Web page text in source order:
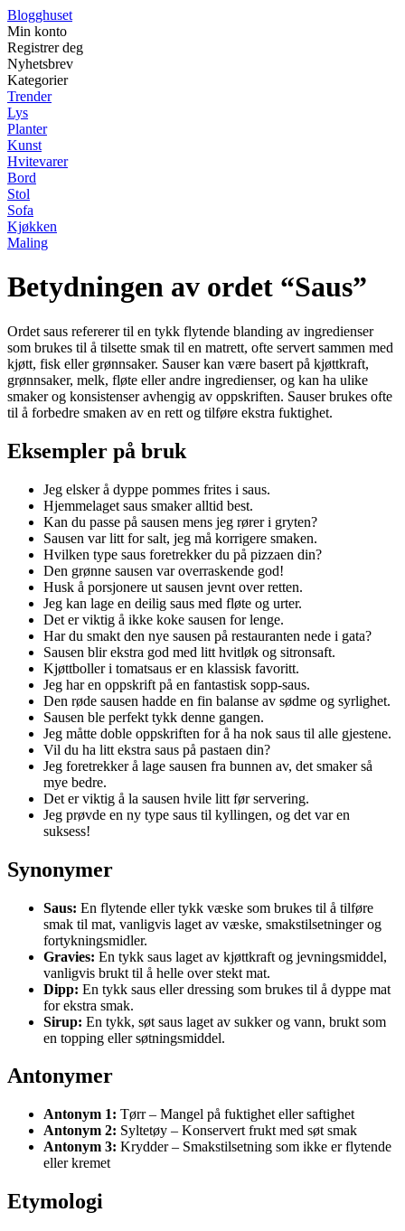
Blogghuset
Min konto
Registrer deg
Nyhetsbrev
Kategorier
Trender
Lys
Planter
Kunst
Hvitevarer
Bord
Stol
Sofa
Kjøkken
Maling
Betydningen av ordet “Saus”
Ordet saus refererer til en tykk flytende blanding av ingredienser
som brukes til å tilsette smak til en matrett, ofte servert sammen med
kjøtt, fisk eller grønnsaker. Sauser kan være basert på kjøttkraft,
grønnsaker, melk, fløte eller andre ingredienser, og kan ha ulike
smaker og konsistenser avhengig av oppskriften. Sauser brukes ofte
til å forbedre smaken av en rett og tilføre ekstra fuktighet.
Eksempler på bruk
Jeg elsker å dyppe pommes frites i saus.
Hjemmelaget saus smaker alltid best.
Kan du passe på sausen mens jeg rører i gryten?
Sausen var litt for salt, jeg må korrigere smaken.
Hvilken type saus foretrekker du på pizzaen din?
Den grønne sausen var overraskende god!
Husk å porsjonere ut sausen jevnt over retten.
Jeg kan lage en deilig saus med fløte og urter.
Det er viktig å ikke koke sausen for lenge.
Har du smakt den nye sausen på restauranten nede i gata?
Sausen blir ekstra god med litt hvitløk og sitronsaft.
Kjøttboller i tomatsaus er en klassisk favoritt.
Jeg har en oppskrift på en fantastisk sopp-saus.
Den røde sausen hadde en fin balanse av sødme og syrlighet.
Sausen ble perfekt tykk denne gangen.
Jeg måtte doble oppskriften for å ha nok saus til alle gjestene.
Vil du ha litt ekstra saus på pastaen din?
Jeg foretrekker å lage sausen fra bunnen av, det smaker så
mye bedre.
Det er viktig å la sausen hvile litt før servering.
Jeg prøvde en ny type saus til kyllingen, og det var en
suksess!
Synonymer
Saus: En flytende eller tykk væske som brukes til å tilføre
smak til mat, vanligvis laget av væske, smakstilsetninger og
fortykningsmidler.
Gravies: En tykk saus laget av kjøttkraft og jevningsmiddel,
vanligvis brukt til å helle over stekt mat.
Dipp: En tykk saus eller dressing som brukes til å dyppe mat
for ekstra smak.
Sirup: En tykk, søt saus laget av sukker og vann, brukt som
en topping eller søtningsmiddel.
Antonymer
Antonym 1: Tørr – Mangel på fuktighet eller saftighet
Antonym 2: Syltetøy – Konservert frukt med søt smak
Antonym 3: Krydder – Smakstilsetning som ikke er flytende
eller kremet
Etymologi